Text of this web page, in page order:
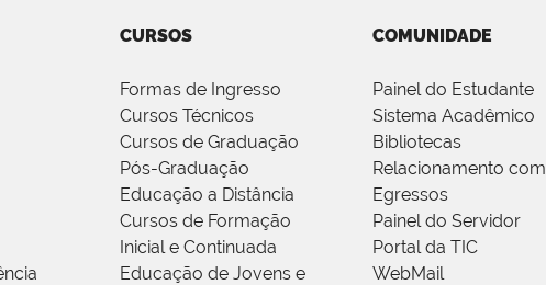
CURSOS
Formas de Ingresso
Cursos Técnicos
Cursos de Graduação
Pós-Graduação
Educação a Distância
Cursos de Formação
Inicial e Continuada
Educação de Jovens e
COMUNIDADE
Painel do Estudante
Sistema Acadêmico
Bibliotecas
Relacionamento com
Egressos
Painel do Servidor
Portal da TIC
WebMail